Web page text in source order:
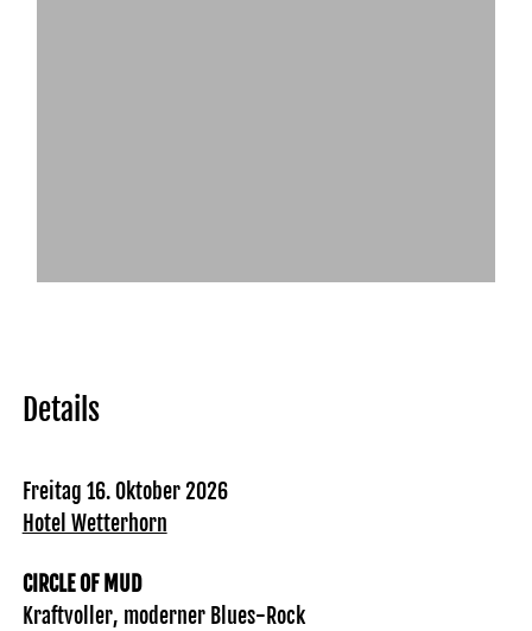
Details
Freitag 16. Oktober 2026
Hotel Wetterhorn
CIRCLE OF MUD
Kraftvoller, moderner Blues-Rock